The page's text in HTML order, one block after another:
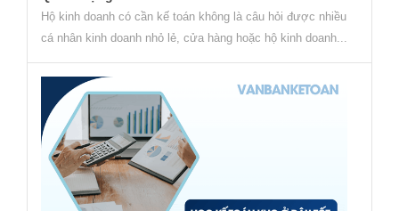
Hộ kinh doanh có cần kế toán không là câu hỏi được nhiều
cá nhân kinh doanh nhỏ lẻ, cửa hàng hoặc hộ kinh doanh...